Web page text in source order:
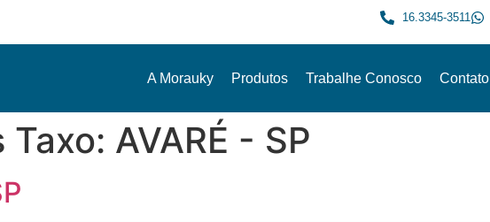
16.3345-3511
A Morauky Produtos Trabalhe Conosco Contato
Taxo: AVARÉ - SP